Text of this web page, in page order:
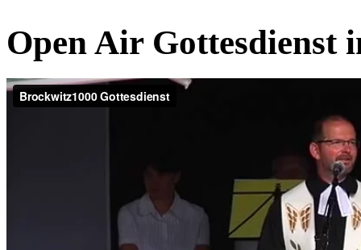
Open Air Gottesdienst